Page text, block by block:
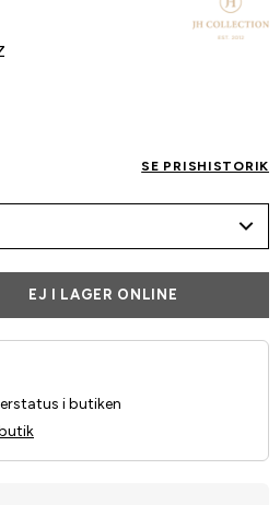
SE PRISHISTORIK
EJ I LAGER ONLINE
i butiken